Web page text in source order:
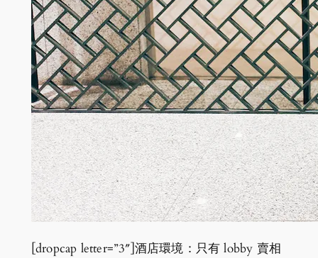
[dropcap letter=”3″]酒店環境：只有 lobby 賣相